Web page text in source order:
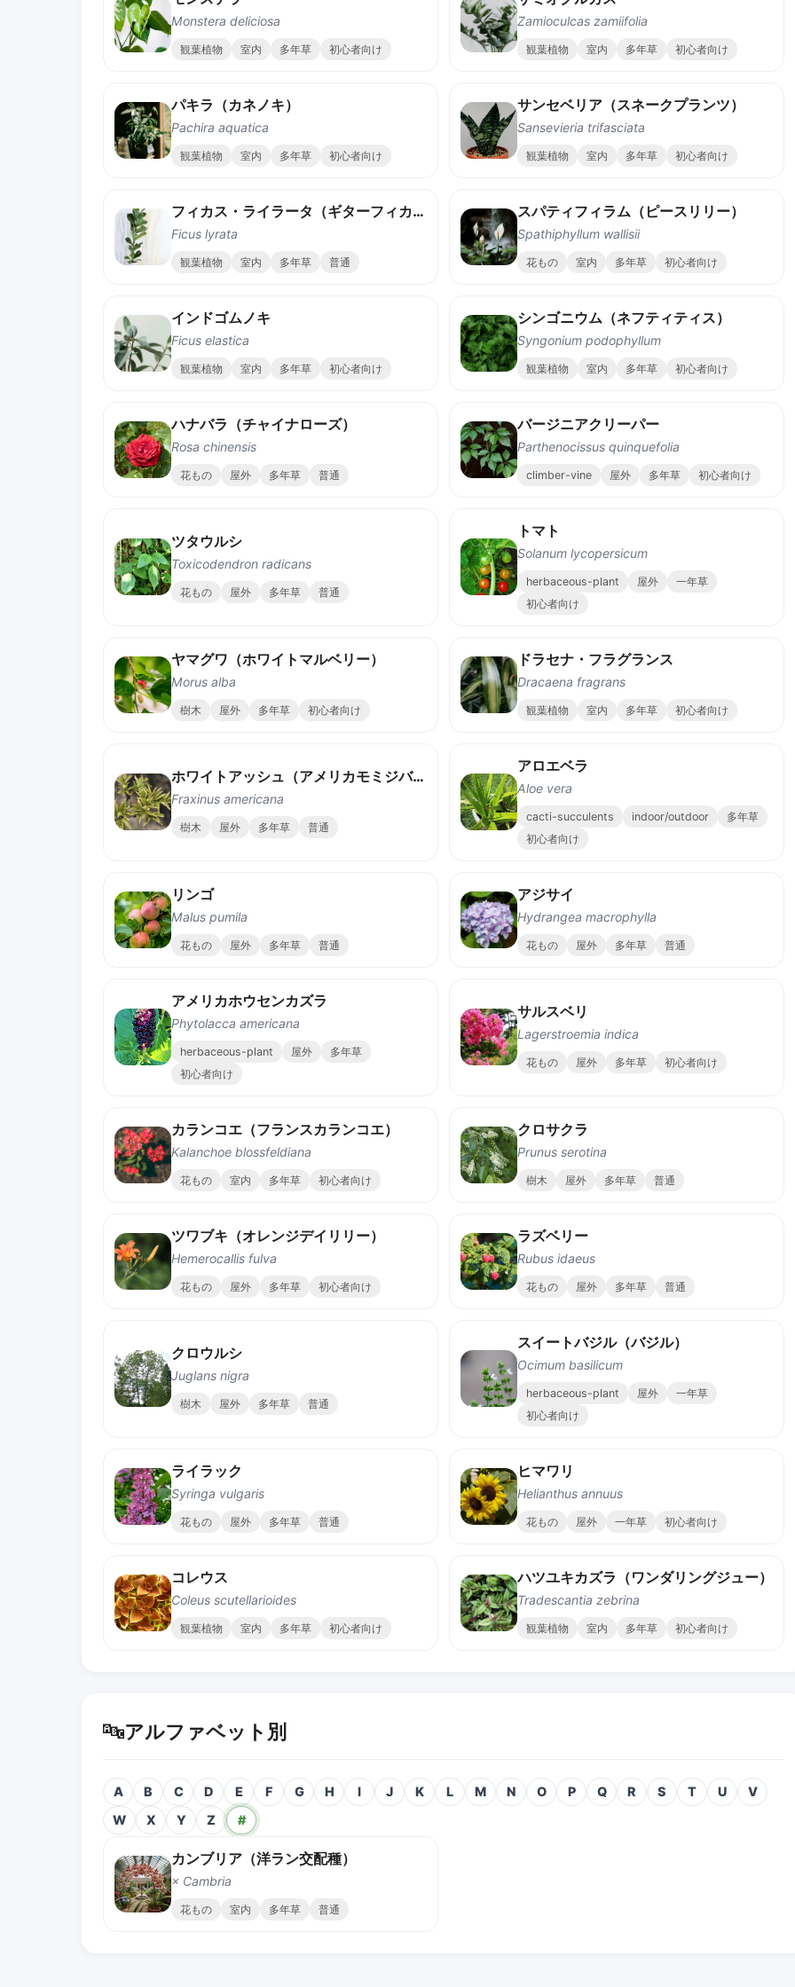
Monstera deliciosa
観葉植物 室内 多年草 初心者向け
Zamioculcas zamiifolia
観葉植物 室内 多年草 初心者向け
パキラ（カネノキ）
Pachira aquatica
観葉植物 室内 多年草 初心者向け
サンセベリア（スネークプランツ）
Sansevieria trifasciata
観葉植物 室内 多年草 初心者向け
フィカス・ライラータ（ギターフィカス）
Ficus lyrata
観葉植物 室内 多年草 普通
スパティフィラム（ピースリリー）
Spathiphyllum wallisii
花もの 室内 多年草 初心者向け
インドゴムノキ
Ficus elastica
観葉植物 室内 多年草 初心者向け
シンゴニウム（ネフティティス）
Syngonium podophyllum
観葉植物 室内 多年草 初心者向け
ハナバラ（チャイナローズ）
Rosa chinensis
花もの 屋外 多年草 普通
バージニアクリーパー
Parthenocissus quinquefolia
climber-vine 屋外 多年草 初心者向け
ツタウルシ
Toxicodendron radicans
花もの 屋外 多年草 普通
トマト
Solanum lycopersicum
herbaceous-plant 屋外
一年草
初心者向け
ヤマグワ（ホワイトマルベリー）
Morus alba
樹木 屋外 多年草 初心者向け
ドラセナ・フラグランス
Dracaena fragrans
観葉植物 室内 多年草 初心者向け
ホワイトアッシュ（アメリカモミジバフウ）
Fraxinus americana
樹木 屋外 多年草 普通
アロエベラ
Aloe vera
cacti-succulents indoor/outdoor
多年草
初心者向け
リンゴ
Malus pumila
花もの 屋外 多年草 普通
アジサイ
Hydrangea macrophylla
花もの 屋外 多年草 普通
アメリカホウセンカズラ
Phytolacca americana
herbaceous-plant 屋外
多年草
初心者向け
サルスベリ
Lagerstroemia indica
花もの 屋外 多年草 初心者向け
カランコエ（フランスカランコエ）
Kalanchoe blossfeldiana
花もの 室内 多年草 初心者向け
クロサクラ
Prunus serotina
樹木 屋外 多年草 普通
ツワブキ（オレンジデイリリー）
Hemerocallis fulva
花もの 屋外 多年草 初心者向け
ラズベリー
Rubus idaeus
花もの 屋外 多年草 普通
クロウルシ
Juglans nigra
樹木 屋外 多年草 普通
スイートバジル（バジル）
Ocimum basilicum
herbaceous-plant 屋外
一年草
初心者向け
ライラック
Syringa vulgaris
花もの 屋外 多年草 普通
ヒマワリ
Helianthus annuus
花もの 屋外 一年草 初心者向け
コレウス
Coleus scutellarioides
観葉植物 室内 多年草 初心者向け
ハツユキカズラ（ワンダリングジュー）
Tradescantia zebrina
観葉植物 室内 多年草 初心者向け
🔤アルファベット別
A B C D E F G H I J K L M N O P Q R S T U
V
W
X Y Z #
カンブリア（洋ラン交配種）
× Cambria
花もの 室内 多年草 普通